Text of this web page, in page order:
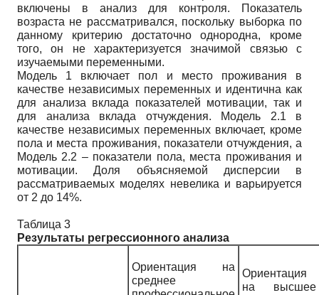
включены в анализ для контроля. Показатель
возраста не рассматривался, поскольку выборка по
данному критерию достаточно однородна, кроме
того, он не характеризуется значимой связью с
изучаемыми переменными.
Модель 1 включает пол и место проживания в
качестве независимых переменных и идентична как
для анализа вклада показателей мотивации, так и
для анализа вклада отчуждения. Модель 2.1 в
качестве независимых переменных включает, кроме
пола и места проживания, показатели отчуждения, а
Модель 2.2 – показатели пола, места проживания и
мотивации. Доля объясняемой дисперсии в
рассматриваемых моделях невелика и варьируется
от 2 до 14%.
Таблица 3
Результаты регрессионного анализа
Ориентация на
среднее
Ориентация
на высшее